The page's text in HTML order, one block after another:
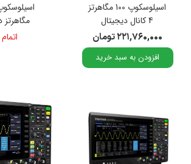
اسیلوسکوپ 100 مگاهرتز
4 کانال دیجیتال
2.5GS/s برند هانتک
مدل HRDO-2014C
۲۲۱,۷۶۰,۰۰۰ تومان
افزودن به سبد خرید
مگاهرتز